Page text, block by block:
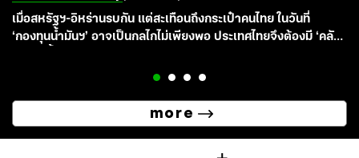
เมื่อสหรัฐฯ-อิหร่านรบกัน แต่สะเทือนถึงกระเป๋าคนไทย ในวันที่
‘กองทุนน้ำมันฯ’ อาจเป็นกลไกไม่เพียงพอ ประเทศไทยจึงต้องมี ‘คลัง
more